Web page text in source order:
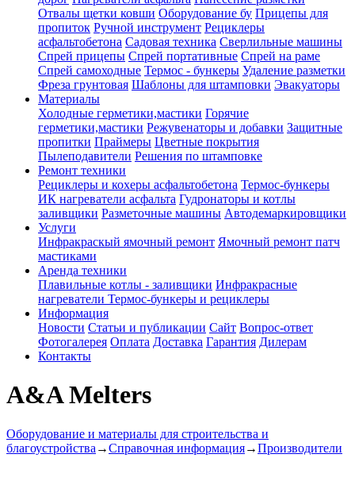
Отвалы щетки ковши Оборудование бу Прицепы для
пропиток Ручной инструмент Рециклеры
асфальтобетона Садовая техника Сверлильные машины
Спрей прицепы Спрей портативные Спрей на раме
Спрей самоходные Термос - бункеры Удаление разметки
Фреза грунтовая Шаблоны для штамповки Эвакуаторы
Материалы
Холодные герметики,мастики Горячие
герметики,мастики Режувенаторы и добавки Защитные
пропитки Праймеры Цветные покрытия
Пылеподавители Решения по штамповке
Ремонт техники
Рециклеры и кохеры асфальтобетона Термос-бункеры
ИК нагреватели асфальта Гудронаторы и котлы
заливщики Разметочные машины Автодемаркировщики
Услуги
Инфракраскый ямочный ремонт Ямочный ремонт патч
мастиками
Аренда техники
Плавильные котлы - заливщики Инфракрасные
нагреватели Термос-бункеры и рециклеры
Информация
Новости Статьи и публикации Сайт Вопрос-ответ
Фотогалерея Оплата Доставка Гарантия Дилерам
Контакты
A&A Melters
Оборудование и материалы для строительства и
благоустройства →Справочная информация→Производители